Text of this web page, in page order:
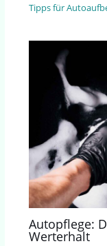
Tipps für
Autopflege:
Werterhalt